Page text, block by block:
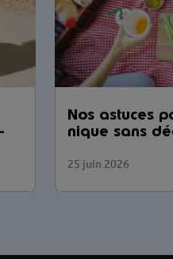
Nos astuces
nique sans
25 juin 2026